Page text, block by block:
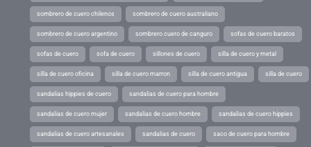
sombrero de cuero chilenos sombrero de cuero australiano
sombrero de cuero argentino sombrero cuero de canguro sofas de cuero baratos
sofas de cuero sofa de cuero sillones de cuero silla de cuero y metal
silla de cuero oficina silla de cuero marron silla de cuero antigua silla de cuero
sandalias hippies de cuero sandalias de cuero para hombre
sandalias de cuero mujer sandalias de cuero hombre sandalias de cuero hippies
sandalias de cuero artesanales sandalias de cuero saco de cuero para hombre